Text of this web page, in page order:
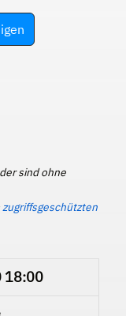
sind ohne
zugriffsgeschützten
18:00